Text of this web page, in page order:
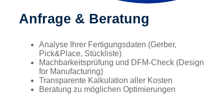
Anfrage & Beratung
Analyse Ihrer Fertigungsdaten (Gerber,
Pick&Place, Stückliste)
Machbarkeitsprüfung und DFM-Check (Design
for Manufacturing)
Transparente Kalkulation aller Kosten
Beratung zu möglichen Optimierungen